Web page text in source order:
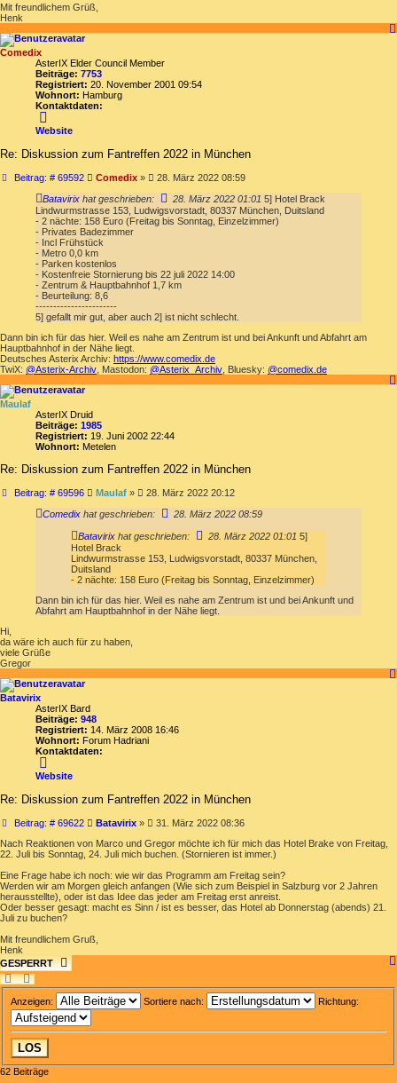
Mit freundlichem Grüß,
Henk
Comedix
AsterIX Elder Council Member
Beiträge: 7753
Registriert: 20. November 2001 09:54
Wohnort: Hamburg
Kontaktdaten:
von
Comedix
Website
Re: Diskussion zum Fantreffen 2022 in München
Beitrag: # 69592Beitrag
Comedix»
28. März 2022 08:59
Batavirix hat geschrieben: 28. März 2022 01:01 5] Hotel Brack
Lindwurmstrasse 153, Ludwigsvorstadt, 80337 München, Duitsland
- 2 nächte: 158 Euro (Freitag bis Sonntag, Einzelzimmer)
- Privates Badezimmer
- Incl Frühstück
- Metro 0,0 km
- Parken kostenlos
- Kostenfreie Stornierung bis 22 juli 2022 14:00
- Zentrum & Hauptbahnhof 1,7 km
- Beurteilung: 8,6
-----------------------
5] gefallt mir gut, aber auch 2] ist nicht schlecht.
Dann bin ich für das hier. Weil es nahe am Zentrum ist und bei Ankunft und Abfahrt am
Hauptbahnhof in der Nähe liegt.
Deutsches Asterix Archiv: https://www.comedix.de
TwiX: @Asterix-Archiv , Mastodon: @Asterix_Archiv , Bluesky: @comedix.de
Maulaf
AsterIX Druid
Beiträge: 1985
Registriert: 19. Juni 2002 22:44
Wohnort: Metelen
Re: Diskussion zum Fantreffen 2022 in München
Beitrag: # 69596BeitragMaulaf»
28. März 2022 20:12
Comedix hat geschrieben: 28. März 2022 08:59
Batavirix hat geschrieben: 28. März 2022 01:01 5]
Hotel Brack
Lindwurmstrasse 153, Ludwigsvorstadt, 80337 München,
Duitsland
- 2 nächte: 158 Euro (Freitag bis Sonntag, Einzelzimmer)
Dann bin ich für das hier. Weil es nahe am Zentrum ist und bei Ankunft und
Abfahrt am Hauptbahnhof in der Nähe liegt.
Hi,
da wäre ich auch für zu haben,
viele Grüße
Gregor
Batavirix
AsterIX Bard
Beiträge: 948
Registriert: 14. März 2008 16:46
Wohnort: Forum Hadriani
Kontaktdaten:
von
Batavirix
Website
Re: Diskussion zum Fantreffen 2022 in München
Beitrag: # 69622Beitrag
Batavirix»
31. März 2022 08:36
Nach Reaktionen von Marco und Gregor möchte ich für mich das Hotel Brake von Freitag,
22. Juli bis Sonntag, 24. Juli mich buchen. (Stornieren ist immer.)
Eine Frage habe ich noch: wie wir das Programm am Freitag sein?
Werden wir am Morgen gleich anfangen (Wie sich zum Beispiel in Salzburg vor 2 Jahren
herausstellte), oder ist das Idee das jeder am Freitag erst anreist.
Oder besser gesagt: macht es Sinn / ist es besser, das Hotel ab Donnerstag (abends) 21.
Juli zu buchen?
Mit freundlichem Gruß,
Henk
GESPERRT
Anzeigen: Sortiere nach: Richtung:
62 Beiträge